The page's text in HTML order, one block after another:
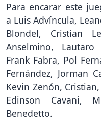
Para encarar este
a Luis Advíncula,
Blondel, Cristian
Anselmino, Lautaro
Frank Fabra, Pol
Fernández, Jorman
Kevin Zenón,
Edinson Cavani,
Benedetto.